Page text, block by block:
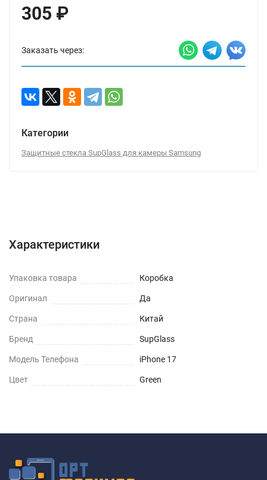
305 ₽
Заказать через:
Категории
Защитные стекла SupGlass для камеры Samsung
Характеристики
Упаковка товара Коробка
Оригинал Да
Страна Китай
Бренд SupGlass
Модель Телефона iPhone 17
Цвет Green